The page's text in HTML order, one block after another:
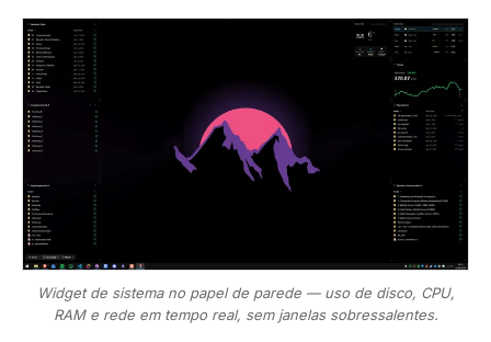
Widget de sistema no papel de parede — uso de disco, CPU,
RAM e rede em tempo real, sem janelas sobressalentes.